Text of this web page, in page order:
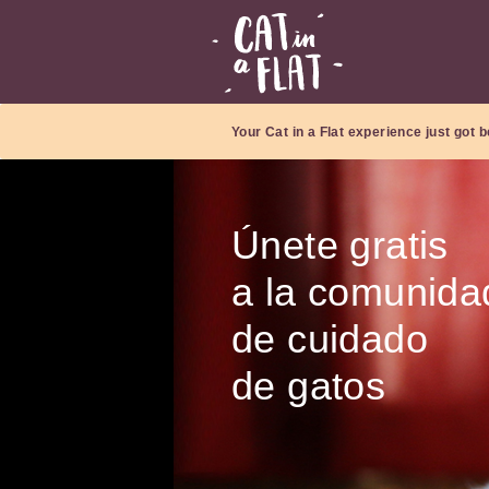
Your Cat in a Flat experience just got
Únete gratis
a la
de cuidado
de gatos